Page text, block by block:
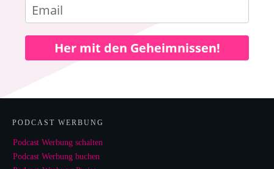
Her mit den Geheimnissen!
PODCAST WERBUNG
Podcast Werbung schalten
Podcast Werbung buchen